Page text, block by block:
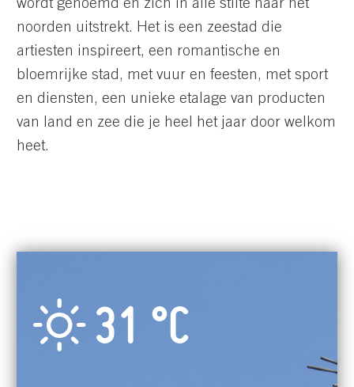
wordt genoemd en zich in alle stilte naar het
noorden uitstrekt. Het is een zeestad die
artiesten inspireert, een romantische en
bloemrijke stad, met vuur en feesten, met sport
en diensten, een unieke etalage van producten
van land en zee die je heel het jaar door welkom
heet.
31 °C